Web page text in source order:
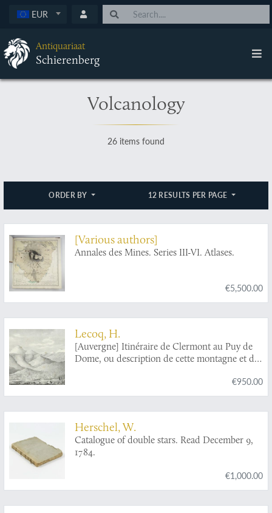
EUR
Antiquariaat
Schierenberg
Volcanology
26 items found
ORDER BY 12 RESULTS PER PAGE
[Various authors]
Annales des Mines. Series III-VI. Atlases.
€5,500.00
Lecoq, H.
[Auvergne] Itinéraire de Clermont au Puy de
Dome, ou description de cette montagne et de
[AND] Two other papers on the geology of
Auvergne, by A. C. P. F. Von Lasaulx, and by J.
€950.00
Herschel, W.
Catalogue of double stars. Read December 9,
1784.
€1,000.00